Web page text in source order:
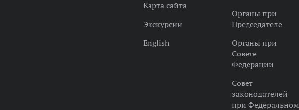
Карта сайта
Экскурсии
English
Органы при
Председателе
Органы при
Совете
Федерации
Совет
законодателей
при Федеральном